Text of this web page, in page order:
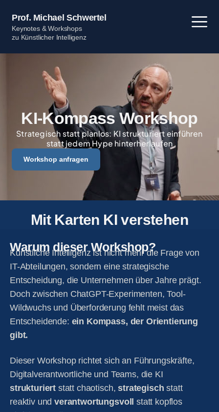
Inhalt
springen
Prof. Michael Schwertel
Keynotes & Workshops
zu Künstlicher Intelligenz
KI-Kompass Workshop
Strategisch statt planlos: KI strukturiert einführen
statt jedem Hype hinterherlaufen
Workshop anfragen
Mit Karten KI verstehen
Warum dieser Workshop?
Künstliche Intelligenz ist nicht mehr die Frage von
IT-Abteilungen, sondern eine strategische
Entscheidung, die Unternehmen über Jahre prägt.
Doch zwischen ChatGPT-Experimenten, Tool-
Wildwuchs und Überforderung fehlt meist das
Entscheidende: ein Kompass, der Orientierung
gibt.
Dieser Workshop richtet sich an Führungskräfte,
Digitalverantwortliche und Teams, die KI
strukturiert statt chaotisch,strategisch statt
reaktiv undverantwortungsvoll
statt kopflos